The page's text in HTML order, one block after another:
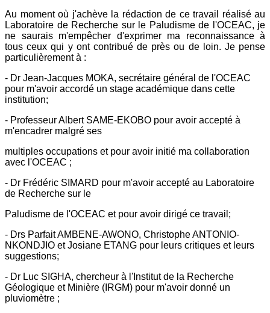
Au moment où j'achève la rédaction de ce travail réalisé au
Laboratoire de Recherche sur le Paludisme de l'OCEAC, je
ne saurais m'empêcher d'exprimer ma reconnaissance à
tous ceux qui y ont contribué de près ou de loin. Je pense
particulièrement à :
- Dr Jean-Jacques MOKA, secrétaire général de l'OCEAC
pour m'avoir accordé un stage académique dans cette
institution;
- Professeur Albert SAME-EKOBO pour avoir accepté à
m'encadrer malgré ses
multiples occupations et pour avoir initié ma collaboration
avec l'OCEAC ;
- Dr Frédéric SIMARD pour m'avoir accepté au Laboratoire
de Recherche sur le
Paludisme de l'OCEAC et pour avoir dirigé ce travail;
- Drs Parfait AMBENE-AWONO, Christophe ANTONIO-
NKONDJIO et Josiane ETANG pour leurs critiques et leurs
suggestions;
- Dr Luc SIGHA, chercheur à l'Institut de la Recherche
Géologique et Minière (IRGM) pour m'avoir donné un
pluviomètre ;